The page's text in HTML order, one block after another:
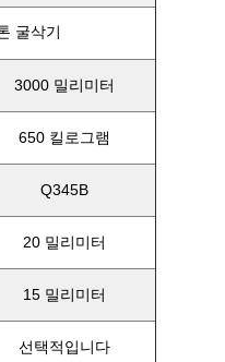
굴삭기
3000 밀리미터
650 킬로그램
Q345B
20 밀리미터
15 밀리미터
선택적입니다